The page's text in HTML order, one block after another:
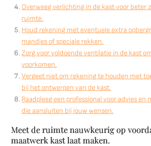
Overweeg verlichting in de kast voor beter
ruimte.
Houd rekening met eventuele extra
mandjes of speciale rekken.
Zorg voor voldoende ventilatie in de kast
voorkomen.
Vergeet niet om rekening te houden met
bij het ontwerpen van de kast.
Raadpleeg een professional voor advies en
die aansluiten bij jouw wensen.
Meet de ruimte nauwkeurig op
maatwerk kast laat maken.